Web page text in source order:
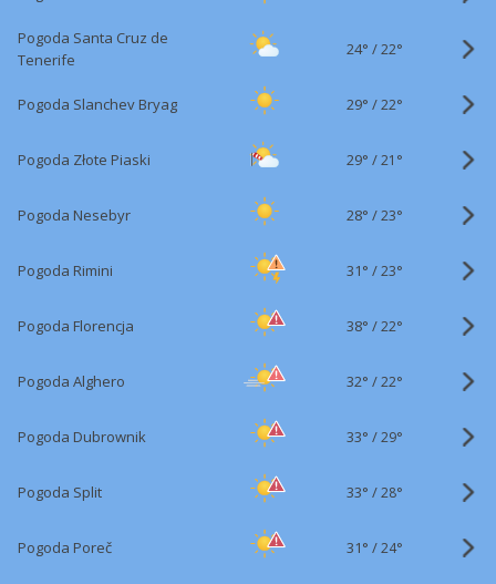
Pogoda Santa Cruz de
Tenerife
24° /22°
Pogoda Slanchev Bryag 29° /22°
Pogoda Złote Piaski 29° /21°
Pogoda Nesebyr 28° /23°
Pogoda Rimini 31° /23°
Pogoda Florencja 38° /22°
Pogoda Alghero 32° /22°
Pogoda Dubrownik 33° /29°
Pogoda Split 33° /28°
Pogoda Poreč 31° /24°